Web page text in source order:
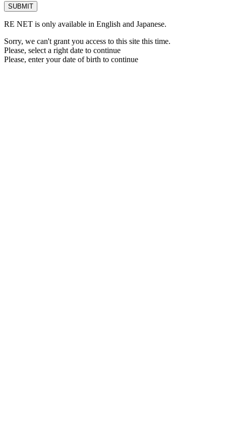
RE NET is only available in English and Japanese.
Sorry, we can't grant you access to this site this time.
Please, select a right date to continue
Please, enter your date of birth to continue